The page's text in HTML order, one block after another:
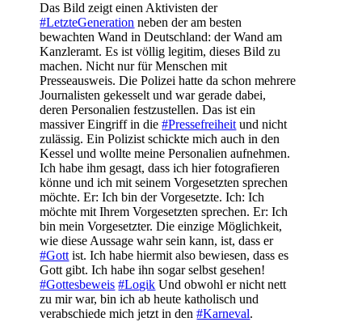
Das Bild zeigt einen Aktivisten der
#LetzteGeneration neben der am besten
bewachten Wand in Deutschland: der Wand am
Kanzleramt. Es ist völlig legitim, dieses Bild zu
machen. Nicht nur für Menschen mit
Presseausweis. Die Polizei hatte da schon mehrere
Journalisten gekesselt und war gerade dabei,
deren Personalien festzustellen. Das ist ein
massiver Eingriff in die#Pressefreiheit und nicht
zulässig. Ein Polizist schickte mich auch in den
Kessel und wollte meine Personalien aufnehmen.
Ich habe ihm gesagt, dass ich hier fotografieren
könne und ich mit seinem Vorgesetzten sprechen
möchte. Er: Ich bin der Vorgesetzte. Ich: Ich
möchte mit Ihrem Vorgesetzten sprechen. Er: Ich
bin mein Vorgesetzter. Die einzige Möglichkeit,
wie diese Aussage wahr sein kann, ist, dass er
#Gott ist. Ich habe hiermit also bewiesen, dass es
Gott gibt. Ich habe ihn sogar selbst gesehen!
#Gottesbeweis #Logik Und obwohl er nicht nett
zu mir war, bin ich ab heute katholisch und
verabschiede mich jetzt in den#Karneval.